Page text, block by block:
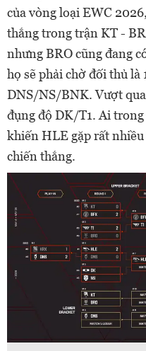
của vòng loại EWC
thắng trong trận KT -
nhưng BRO cũng đang
họ sẽ phải chờ đối thủ là
DNS/NS/BNK. Vượt
đụng độ DK/T1. Ai trong
khiến HLE gặp rất
chiến thắng.